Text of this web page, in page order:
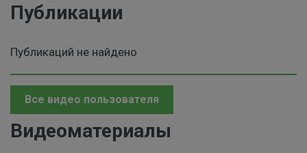
Публикации
Публикаций не найдено
Все видео пользователя
Видеоматериалы